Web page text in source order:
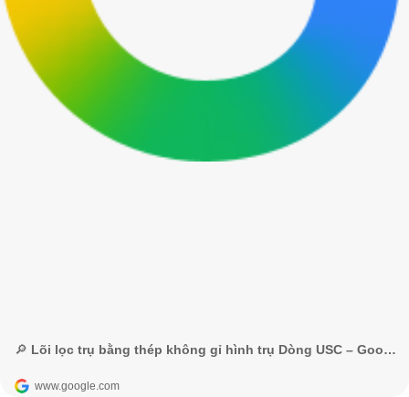
🔎 Lõi lọc trụ bằng thép không gỉ hình trụ Dòng USC – Google Tìm kiếm
www.google.com